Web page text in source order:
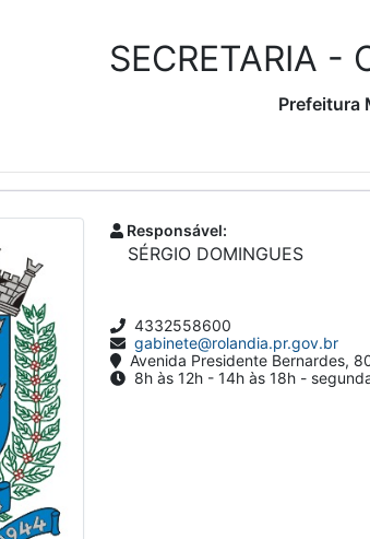
SECRETARIA -
Prefeitura
Responsável:
SÉRGIO DOMINGUES
4332558600
gabinete@rolandia.pr.gov.br
Avenida Presidente Bernardes,
8h às 12h - 14h às 18h -